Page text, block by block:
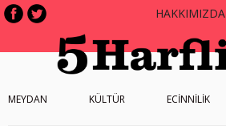
HAKKIMIZDA
MEYDAN KÜLTÜR ECİNNİLİK